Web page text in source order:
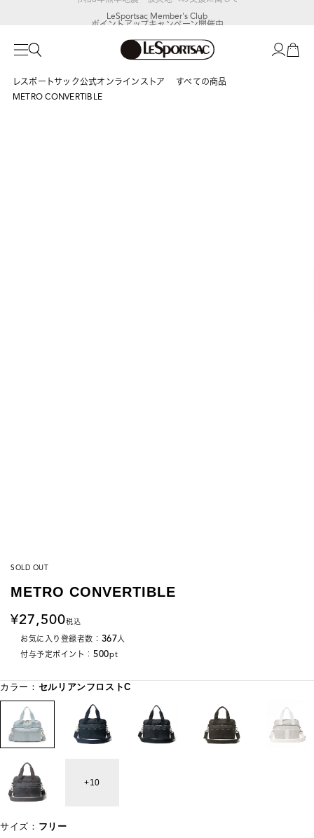
ポイントアップキャンペーン開催中
レスポートサック公式オンラインストア
すべての商品
METRO CONVERTIBLE
SOLD OUT
METRO CONVERTIBLE
27,500税込
お気に入り登録者数： 367人
付与予定ポイント： 500pt
カラー： セルリアンフロストC
10
サイズ： フリー